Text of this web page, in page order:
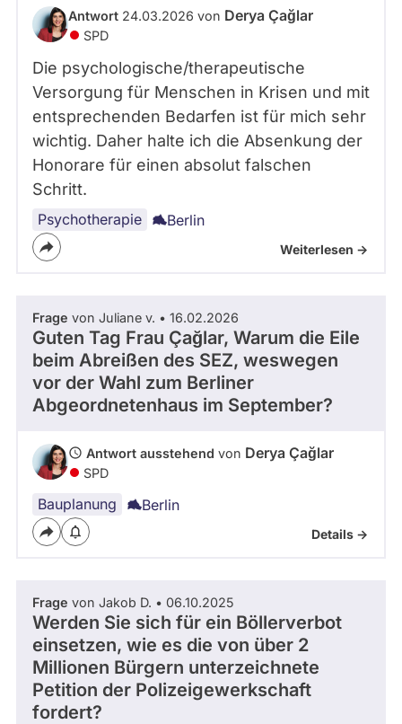
Antwort Status
- Alle -Antwort 24.03.2026 von Derya Çağlar
SPD
Die psychologische/therapeutische
Versorgung für Menschen in Krisen und mit
entsprechenden Bedarfen ist für mich sehr
wichtig. Daher halte ich die Absenkung der
Honorare für einen absolut falschen
Schritt.
Psychotherapie Berlin
Weiterlesen ->
Frage von Juliane v. • 16.02.2026
Guten Tag Frau Çağlar, Warum die Eile
beim Abreißen des SEZ, weswegen
vor der Wahl zum Berliner
Abgeordnetenhaus im September?
Antwort ausstehend von Derya Çağlar
SPD
Bauplanung Berlin
Details ->
Frage von Jakob D. • 06.10.2025
Werden Sie sich für ein Böllerverbot
einsetzen, wie es die von über 2
Millionen Bürgern unterzeichnete
Petition der Polizeigewerkschaft
fordert?